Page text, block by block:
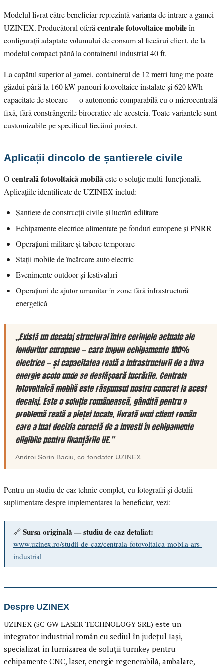
Modelul livrat către beneficiar reprezintă varianta de intrare a gamei
UZINEX. Producătorul oferă centrale fotovoltaice mobileîn
configurații adaptate volumului de consum al fiecărui client, de la
modelul compact până la containerul industrial 40 ft.
La capătul superior al gamei, containerul de 12 metri lungime poate
găzdui până la 160 kW panouri fotovoltaice instalate și 620 kWh
capacitate de stocare — o autonomie comparabilă cu o microcentrală
fixă, fără constrângerile birocratice ale acesteia. Toate variantele sunt
customizabile pe specificul fiecărui proiect.
Aplicații dincolo de șantierele civile
O centrală fotovoltaică mobilăeste o soluție multi-funcțională.
Aplicațiile identificate de UZINEX includ:
Șantiere de construcții civile și lucrări edilitare
Echipamente electrice alimentate pe fonduri europene și PNRR
Operațiuni militare și tabere temporare
Stații mobile de încărcare auto electric
Evenimente outdoor și festivaluri
Operațiuni de ajutor umanitar în zone fără infrastructură
energetică
„Există un decalaj structural între cerințele actuale ale
fondurilor europene — care impun echipamente 100%
electrice — și capacitatea reală a infrastructurii de a livra
energie acolo unde se desfășoară lucrările. Centrala
fotovoltaică mobilă este răspunsul nostru concret la acest
decalaj. Este o soluție românească, gândită pentru o
problemă reală a pieței locale, livrată unui client român
care a luat decizia corectă de a investi în echipamente
eligibile pentru finanțările UE.”
Andrei-Sorin Baciu , co-fondator UZINEX
Pentru un studiu de caz tehnic complet, cu fotografii și detalii
suplimentare despre implementarea la beneficiar, vezi:
🔗 Sursa originală — studiu de caz detaliat:
www.uzinex.ro/studii-de-caz/centrala-fotovoltaica-mobila-ars-
industrial
Despre UZINEX
UZINEX (SC GW LASER TECHNOLOGY SRL) este un
integrator industrial român cu sediul în județul Iași,
specializat în furnizarea de soluții turnkey pentru
echipamente CNC, laser, energie regenerabilă, ambalare,